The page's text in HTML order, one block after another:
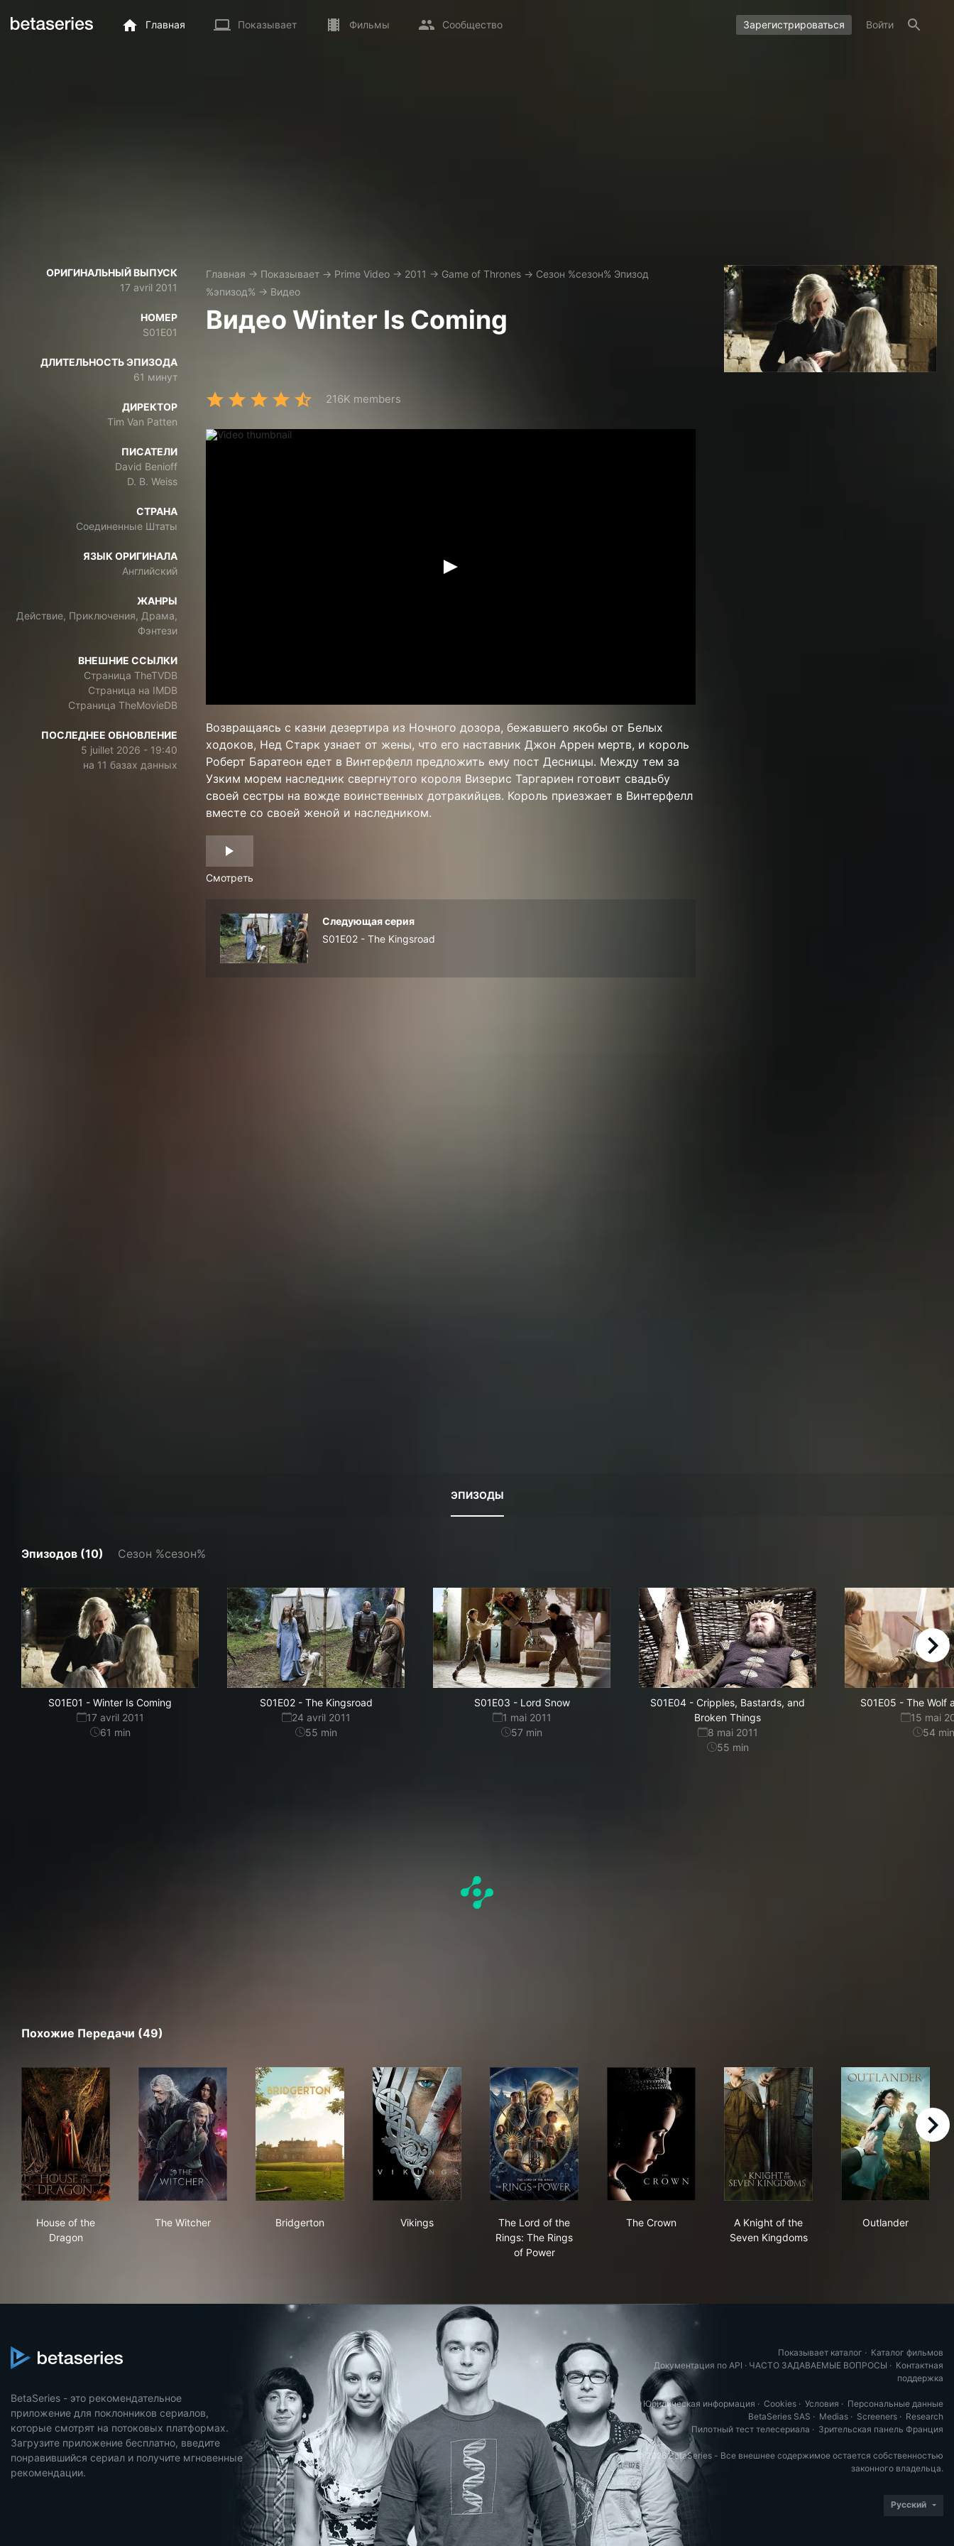
Главная Показывает Фильмы Сообщество Зарегистрироваться Войти
ОРИГИНАЛЬНЫЙ ВЫПУСК
17 avril 2011
НОМЕР
S01E01
ДЛИТЕЛЬНОСТЬ ЭПИЗОДА
61 минут
ДИРЕКТОР
Tim Van Patten
ПИСАТЕЛИ
David Benioff
D. B. Weiss
СТРАНА
Соединенные Штаты
ЯЗЫК ОРИГИНАЛА
Английский
ЖАНРЫ
Действие, Приключения, Драма,
Фэнтези
ВНЕШНИЕ ССЫЛКИ
Страница TheTVDB
Страница на IMDB
Страница TheMovieDB
ПОСЛЕДНЕЕ ОБНОВЛЕНИЕ
5 juillet 2026 - 19:40
на 11 базах данных
Главная → Показывает → Prime Video → 2011 → Game of Thrones → Сезон %сезон% Эпизод
%эпизод% → Видео
Видео Winter Is Coming
216K members
Возвращаясь с казни дезертира из Ночного дозора, бежавшего якобы от Белых
ходоков, Нед Старк узнает от жены, что его наставник Джон Аррен мертв, и король
Роберт Баратеон едет в Винтерфелл предложить ему пост Десницы. Между тем за
Узким морем наследник свергнутого короля Визерис Таргариен готовит свадьбу
своей сестры на вожде воинственных дотракийцев. Король приезжает в Винтерфелл
вместе со своей женой и наследником.
Смотреть
Следующая серия
S01E02 - The Kingsroad
ЭПИЗОДЫ
Эпизодов (10) Сезон %сезон%
S01E01 - Winter Is Coming
17 avril 2011
61 min
S01E02- The Kingsroad
24 avril 2011
55 min
S01E03 - Lord Snow
1 mai 2011
57 min
S01E04 - Cripples, Bastards, and
Broken Things
8 mai 2011
55 min
S01E05 - The Wolf
15 mai
54 min
right
Похожие Передачи (49)
House of the
Dragon
The Witcher
Bridgerton
Vikings
The Lord of the
Rings: The Rings
of Power
The Crown
A Knight of the
Seven Kingdoms
Outlander
right
BetaSeries - это рекомендательное
приложение для поклонников сериалов,
которые смотрят на потоковых платформах.
Загрузите приложение бесплатно, введите
понравившийся сериал и получите мгновенные
рекомендации.
Показывает каталог · Каталог фильмов
Документация по API · ЧАСТО ЗАДАВАЕМЫЕ ВОПРОСЫ · Контактная
поддержка
Юридическая информация · Cookies · Условия · Персональные данные
BetaSeries SAS · Medias · Screeners · Research
Пилотный тест телесериала · Зрительская панель Франция
© 2026 BetaSeries - Все внешнее содержимое остается собственностью
законного владельца.
Русский